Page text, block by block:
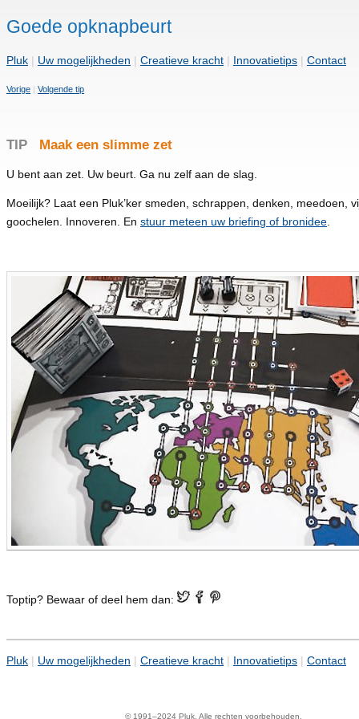
Goede opknapbeurt
Pluk Uw mogelijkheden Creatieve kracht Innovatietips Contact
Vorige Volgende tip
TIP Maak een slimme zet
U bent aan zet. Uw beurt. Ga nu zelf aan de slag.
Moeilijk? Laat een Pluk’ker smeden, schrappen, denken, meedoen,
goochelen. Innoveren. En stuur meteen uw briefing of bronidee.
Toptip? Bewaar of deel hem dan:
Pluk | Uw mogelijkheden | Creatieve kracht | Innovatietips | Contact
© 1991–2024 Pluk. Alle rechten voorbehouden.